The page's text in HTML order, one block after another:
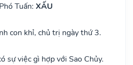
Tuấn: XẤU
con khỉ, chủ trị ngày thứ 3.
sự việc gì hợp với Sao Chủy.